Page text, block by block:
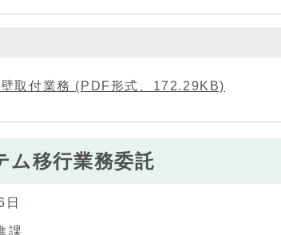
取付業務 (PDF形式、172.29KB)
ム移行業務委託
課